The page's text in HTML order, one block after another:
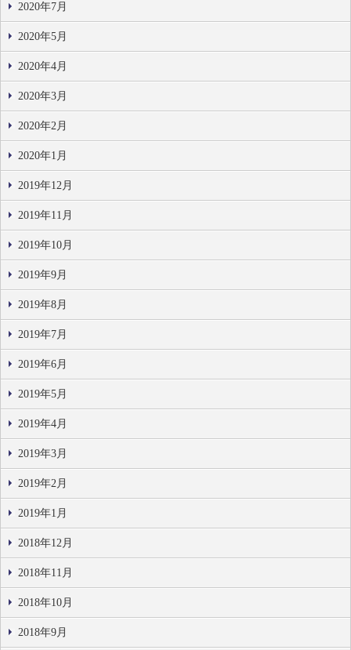
2020年7月
2020年5月
2020年4月
2020年3月
2020年2月
2020年1月
2019年12月
2019年11月
2019年10月
2019年9月
2019年8月
2019年7月
2019年6月
2019年5月
2019年4月
2019年3月
2019年2月
2019年1月
2018年12月
2018年11月
2018年10月
2018年9月